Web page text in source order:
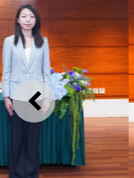
上一则